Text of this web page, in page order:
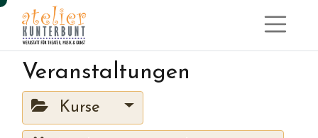
Veranstaltungen
Kurse